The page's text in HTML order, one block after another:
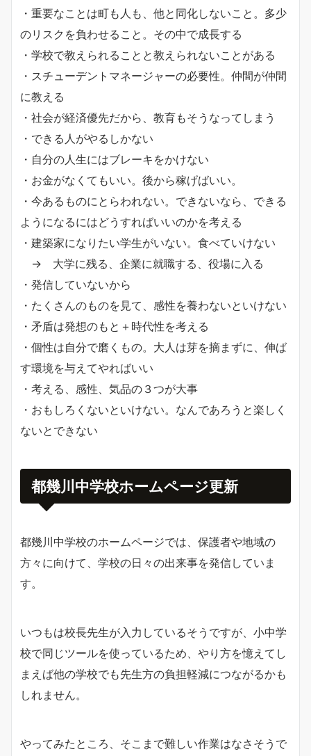
・重要なことは町も人も、他と同化しないこと。多少
のリスクを負わせること。その中で成長する
・学校で教えられることと教えられないことがある
・スチューデントマネージャーの必要性。仲間が仲間
に教える
・社会が経済優先だから、教育もそうなってしまう
・できる人がやるしかない
・自分の人生にはブレーキをかけない
・お金がなくてもいい。後から稼げばいい。
・今あるものにとらわれない。できないなら、できる
ようになるにはどうすればいいのかを考える
・建築家になりたい学生がいない。食べていけない
→ 大学に残る、企業に就職する、役場に入る
・発信していないから
・たくさんのものを見て、感性を養わないといけない
・矛盾は発想のもと＋時代性を考える
・個性は自分で磨くもの。大人は芽を摘まずに、伸ば
す環境を与えてやればいい
・考える、感性、気品の３つが大事
・おもしろくないといけない。なんであろうと楽しく
ないとできない
都幾川中学校ホームページ更新
都幾川中学校のホームページでは、保護者や地域の
方々に向けて、学校の日々の出来事を発信していま
す。
いつもは校長先生が入力しているそうですが、小中学
校で同じツールを使っているため、やり方を憶えてし
まえば他の学校でも先生方の負担軽減につながるかも
しれません。
やってみたところ、そこまで難しい作業はなさそうで